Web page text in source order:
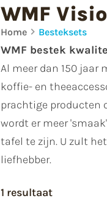
WMF
Home Besteksets
WMF bestek
Al meer dan 150 jaar
koffie- en
prachtige producten
wordt er meer
tafel te zijn. U zult
liefhebber.
1 resultaat